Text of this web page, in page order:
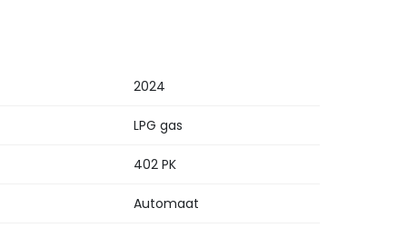
2024
LPG gas
402 PK
Automaat